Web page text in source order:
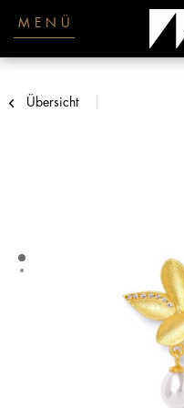
MENÜ
Übersicht